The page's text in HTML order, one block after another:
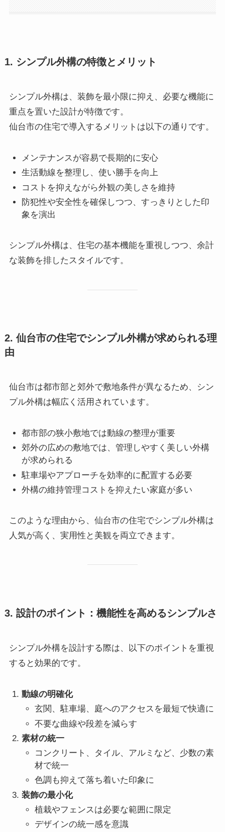
1. シンプル外構の特徴とメリット
シンプル外構は、装飾を最小限に抑え、必要な機能に
重点を置いた設計が特徴です。
仙台市の住宅で導入するメリットは以下の通りです。
メンテナンスが容易で長期的に安心
生活動線を整理し、使い勝手を向上
コストを抑えながら外観の美しさを維持
防犯性や安全性を確保しつつ、すっきりとした印
象を演出
シンプル外構は、住宅の基本機能を重視しつつ、余計
な装飾を排したスタイルです。
2. 仙台市の住宅でシンプル外構が求められる理
由
仙台市は都市部と郊外で敷地条件が異なるため、シン
プル外構は幅広く活用されています。
都市部の狭小敷地では動線の整理が重要
郊外の広めの敷地では、管理しやすく美しい外構
が求められる
駐車場やアプローチを効率的に配置する必要
外構の維持管理コストを抑えたい家庭が多い
このような理由から、仙台市の住宅でシンプル外構は
人気が高く、実用性と美観を両立できます。
3. 設計のポイント：機能性を高めるシンプルさ
シンプル外構を設計する際は、以下のポイントを重視
すると効果的です。
動線の明確化
玄関、駐車場、庭へのアクセスを最短で快適に
不要な曲線や段差を減らす
素材の統一
コンクリート、タイル、アルミなど、少数の素
材で統一
色調も抑えて落ち着いた印象に
装飾の最小化
植栽やフェンスは必要な範囲に限定
デザインの統一感を意識